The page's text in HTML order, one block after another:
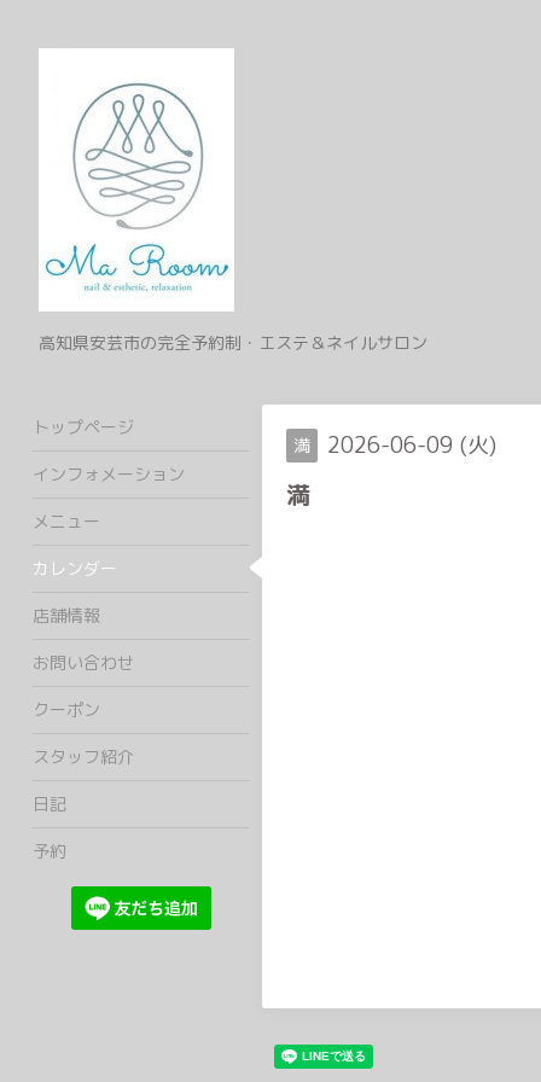
高知県安芸市の完全予約制・エステ＆ネイルサロン
満 2026-06-09 (火)
満
トップページ
インフォメーション
メニュー
カレンダー
店舗情報
お問い合わせ
クーポン
スタッフ紹介
日記
予約